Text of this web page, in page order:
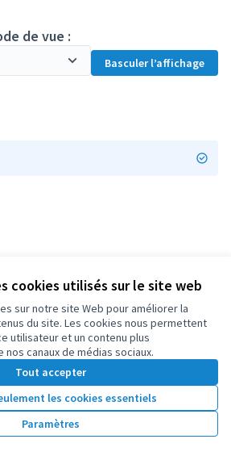
cookies utilisés sur le site web
sur notre site Web pour améliorer la
du site. Les cookies nous permettent
utilisateur et un contenu plus
canaux de médias sociaux.
Tout accepter
les cookies essentiels
Paramètres
de vue :
Basculer l’affichage
la langueElegir el idioma
libre Decidim .
Licence
(Lien